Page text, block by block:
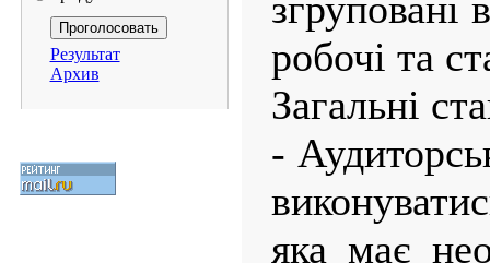
Результат
Архив
згруповані
робочі та
Загальні
-
яка має